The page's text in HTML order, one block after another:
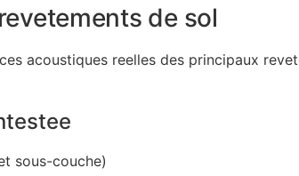
de sol
acoustiques reelles des principaux
sous-couche)